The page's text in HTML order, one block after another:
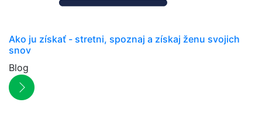
Ako ju získať - stretni, spoznaj a získaj ženu svojich
snov
Blog